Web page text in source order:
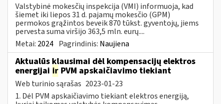
Valstybinė mokesčių inspekcija (VMI) informuoja, kad
šiemet iki liepos 31 d. pajamų mokesčio (GPM)
permokos grąžintos beveik 870 tūkst. gyventojų, jiems
pervesta suma viršijo 363,5 mln. eurų....
Metai: 2024 Pagrindinis: Naujiena
Aktualūs klausimai dėl kompensacijų elektros
energijai ir PVM apskaičiavimo tiekiant
Web turinio sąrašas 2023-01-23
1. Dėl PVM apskaičiavimo tiekiant elektros energiją,